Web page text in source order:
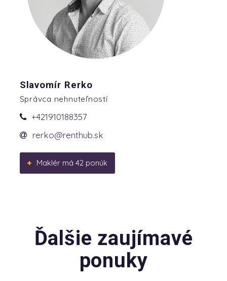
Slavomír Rerko
Správca nehnuteľností
+421910188357
rerko@renthub.sk
Maklér má 42 ponúk
Ďalšie zaujímavé
ponuky